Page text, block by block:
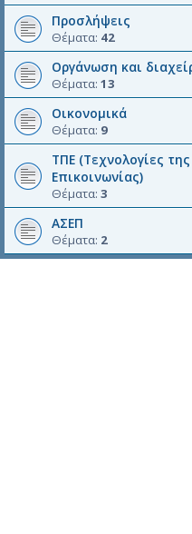
Προσλήψεις
Θέματα: 42
Οργάνωση και
Θέματα: 13
Οικονομικά
Θέματα: 9
ΤΠΕ (Τεχνολογίες
Επικοινωνίας)
Θέματα: 3
ΑΣΕΠ
Θέματα: 2